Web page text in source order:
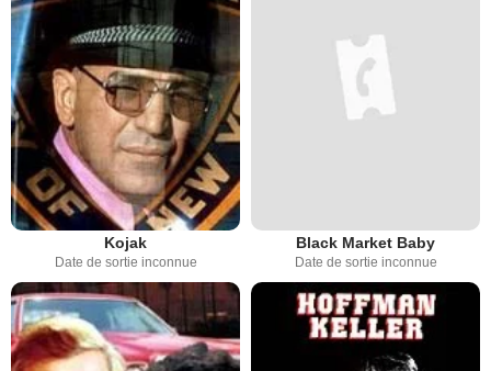
Kojak
Date de sortie inconnue
Black Market Baby
Date de sortie inconnue